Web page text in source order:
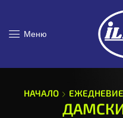
Меню
НАЧАЛО ЕЖЕДНЕВИЕ